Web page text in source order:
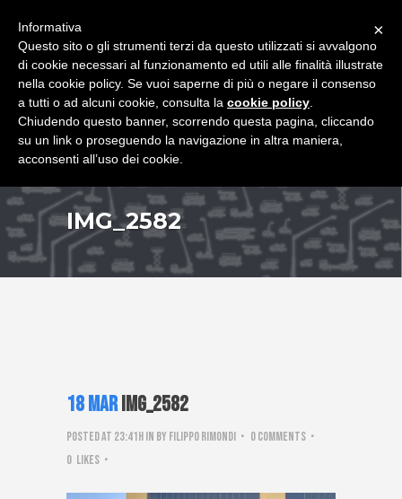
IMG_2582
18 MarIMG_2582
Posted at 23:41hin by Filippo Rimondi
0 Comments
0 Likes
×
Informativa
Questo sito o gli strumenti terzi da questo utilizzati si avvalgono
di cookie necessari al funzionamento ed utili alle finalità illustrate
nella cookie policy. Se vuoi saperne di più o negare il consenso
a tutti o ad alcuni cookie, consulta la cookie policy
Chiudendo questo banner, scorrendo questa pagina, cliccando
su un link o proseguendo la navigazione in altra maniera,
acconsenti all’uso dei cookie.